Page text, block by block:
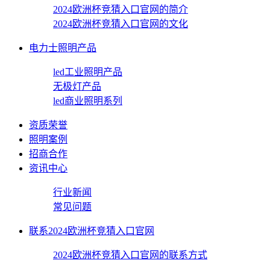
2024欧洲杯竞猜入口官网的简介
2024欧洲杯竞猜入口官网的文化
电力士照明产品
led工业照明产品
无极灯产品
led商业照明系列
资质荣誉
照明案例
招商合作
资讯中心
行业新闻
常见问题
联系2024欧洲杯竞猜入口官网
2024欧洲杯竞猜入口官网的联系方式